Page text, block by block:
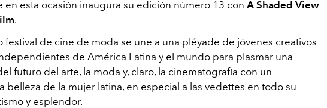
en esta ocasión inaugura su edición número 13 con A Shaded View
.
festival de cine de moda se une a una pléyade de jóvenes creativos
de América Latina y el mundo para plasmar una
futuro del arte, la moda y, claro, la cinematografía con un
belleza de la mujer latina, en especial a las vedettes en todo su
y esplendor.